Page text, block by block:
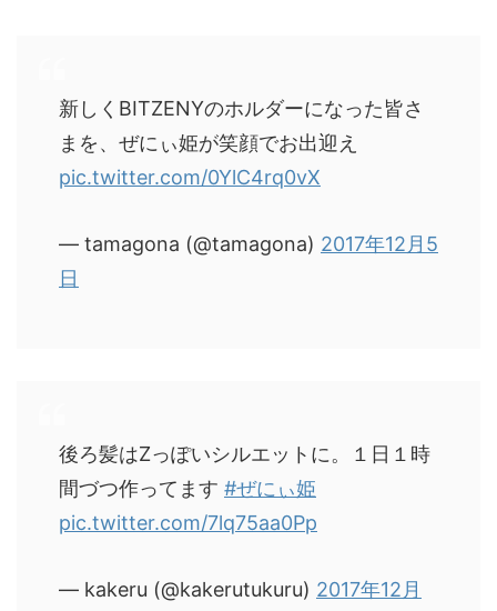
新しくBITZENYのホルダーになった皆さ
まを、ぜにぃ姫が笑顔でお出迎え
pic.twitter.com/0YlC4rq0vX
— tamagona (@tamagona) 2017年12月5
日
後ろ髪はZっぽいシルエットに。１日１時
間づつ作ってます #ぜにぃ姫
pic.twitter.com/7lq75aa0Pp
— kakeru (@kakerutukuru) 2017年12月